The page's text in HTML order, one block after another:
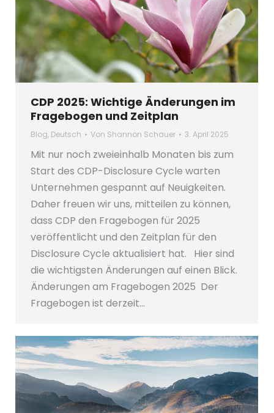
CDP 2025: Wichtige Änderungen im
Fragebogen und Zeitplan
Blog, Deutsch Von Shannon Schauer 3. April 2025
Mit nur noch zweieinhalb Monaten bis zum
Start des CDP-Disclosure Cycle warten
Unternehmen gespannt auf Neuigkeiten.
Daher freuen wir uns, mitteilen zu können,
dass CDP den Fragebogen für 2025
veröffentlicht und den Zeitplan für den
Disclosure Cycle aktualisiert hat. Hier sind
die wichtigsten Änderungen auf einen Blick.
Änderungen am Fragebogen 2025 Der
Fragebogen ist derzeit…